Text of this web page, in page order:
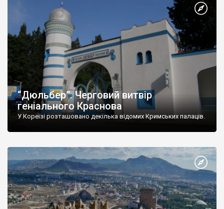
“Дюльбер”. Черговий витвір
геніального Краснова
У Кореїзі розташовано декілька відомих Кримських палаців.